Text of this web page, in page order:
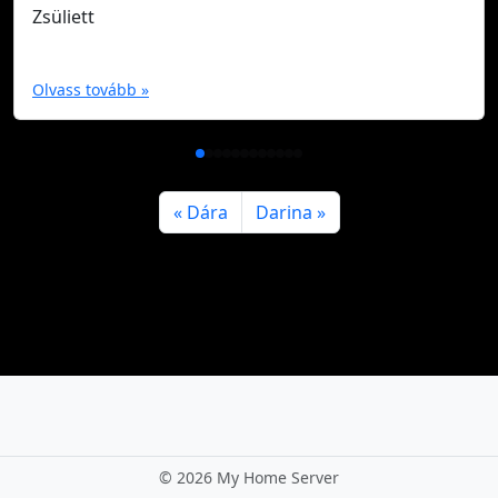
Zsüliett
Olvass tovább »
Dára Darina
© 2026 My Home Server